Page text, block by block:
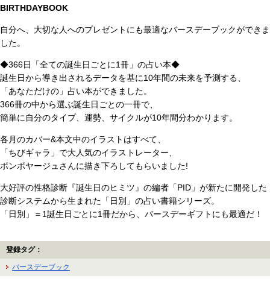
BIRTHDAYBOOK
自分へ、大切な人へのプレゼントにも最適なバースデーブックができま
した。
◆366日「全ての誕生日ごとに1冊」の占い本◆
誕生日から導き出されるデータを基に10年間の未来を予測する、
「あなただけの」占い本ができました。
366冊の中から選ぶ誕生日ごとの一冊で、
簡単に自分のタイプ、運勢、サイクルが10年間分わかります。
各月のカバー&本文中のイラストはすべて、
「ちびギャラ」で大人気のイラストレーター、
ボンボヤージュさんに描き下ろしてもらいました!
大好評の性格診断『誕生日のヒミツ』の編者「PID」が新たに開発した
診断システムから生まれた「日別」の占い書籍シリーズ。
「日別」＝1誕生日ごとに1冊だから、バースデーギフトにも最適だ！
登録タグ：
バースデーブック